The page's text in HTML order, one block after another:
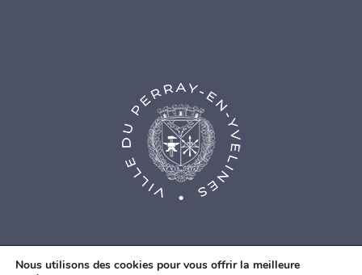
Nous utilisons des cookies pour vous offrir la meilleure